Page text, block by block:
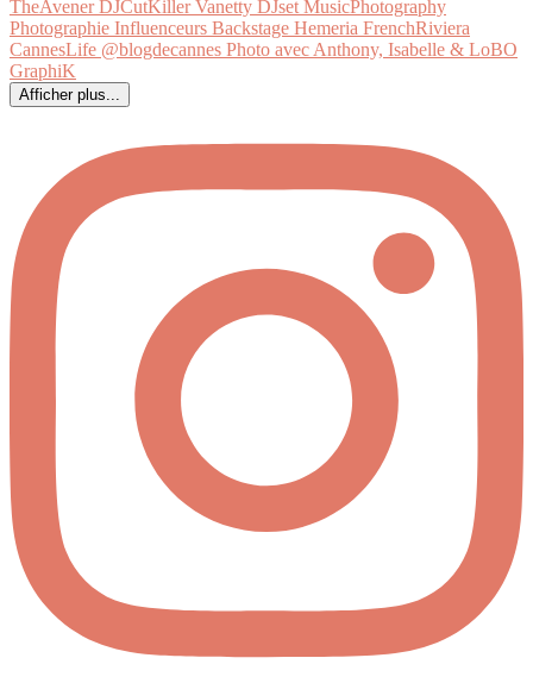
Afficher plus...